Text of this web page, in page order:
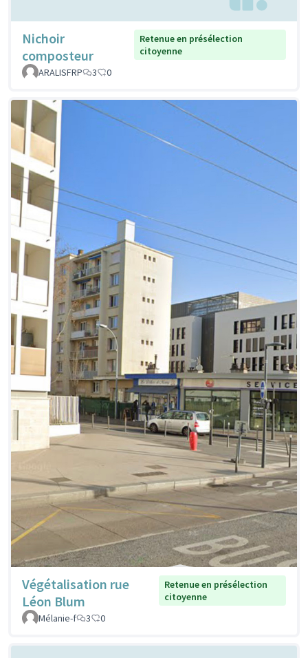
Nichoir
composteur
Retenue en présélection
citoyenne
ARALISFRP
3 0
Végétalisation rue
Léon Blum
Retenue en présélection
citoyenne
Mélanie-f
3 0